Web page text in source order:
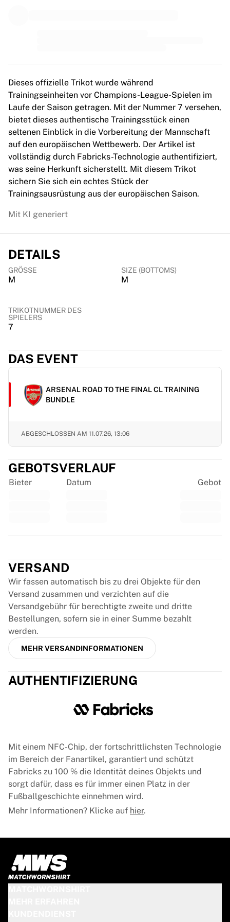
OL Lyonnes
Arsenal WFC
Browse by country
Basketball
Highlights
Charlotte Hornets
Chicago Bulls
LA Clippers
Portland Trail Blazers
Virtus Bologna
View all Basketball
Top NBA Teams
Chicago Bulls
Portland Trail Blazers
LA Clippers
View all NBA
Top European Teams
Fenerbahçe Basketball
Slovenia
Other Sports
Cycling
Team Visma | Lease a bike
Soudal Quick Step
Netcompany INEOS
Team Jayco AlUla
View all Cycling
Rugby
France Rugby
Gloucester Rugby
England Cricket
Delhi Capitals
West Indies
Cricket Ireland
View all Cricket
Ice Hockey
Aalborg Pirates
Tre Kronor
NHL Alumni
Other
Trikot-Authentifizierung
Meine Sammlung
Dieses offizielle Trikot wurde während
Trainingseinheiten vor Champions-League-Spielen im
Laufe der Saison getragen. Mit der Nummer 7 versehen,
bietet dieses authentische Trainingsstück einen
seltenen Einblick in die Vorbereitung der Mannschaft
auf den europäischen Wettbewerb. Der Artikel ist
vollständig durch Fabricks-Technologie authentifiziert,
was seine Herkunft sicherstellt. Mit diesem Trikot
sichern Sie sich ein echtes Stück der
Trainingsausrüstung aus der europäischen Saison.
Mit KI generiert
DETAILS
GRÖSSE
M
SIZE (BOTTOMS)
M
TRIKOTNUMMER DES
SPIELERS
7
DAS EVENT
ARSENAL ROAD TO THE FINAL CL TRAINING
BUNDLE
ABGESCHLOSSEN AM 11.07.26, 13:06
GEBOTSVERLAUF
Bieter Datum Gebot
VERSAND
Wir fassen automatisch bis zu drei Objekte für den
Versand zusammen und verzichten auf die
Versandgebühr für berechtigte zweite und dritte
Bestellungen, sofern sie in einer Summe bezahlt
werden.
MEHR VERSANDINFORMATIONEN
AUTHENTIFIZIERUNG
Mit einem NFC-Chip, der fortschrittlichsten Technologie
im Bereich der Fanartikel, garantiert und schützt
Fabricks zu 100 % die Identität deines Objekts und
sorgt dafür, dass es für immer einen Platz in der
Fußballgeschichte einnehmen wird.
Mehr Informationen? Klicke auf hier.